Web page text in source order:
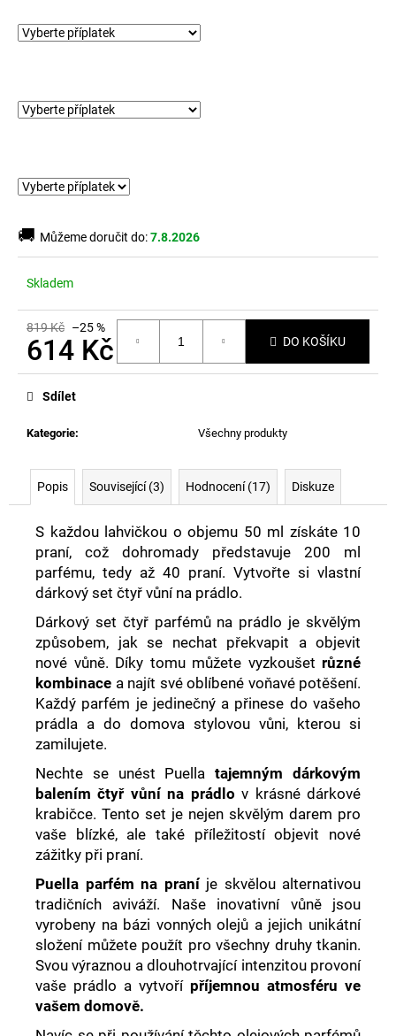
🚚 Můžeme doručit do:7.8.2026
Skladem
819 Kč –25 %
614 Kč
Měrná
DO KOŠÍKU
Kategorie: Všechny produkty
Sdílet
Popis Související (3) Hodnocení (17) Diskuze
S každou lahvičkou o objemu 50 ml získáte 10
praní, což dohromady představuje 200 ml
parfému, tedy až 40 praní. Vytvořte si vlastní
dárkový set čtyř vůní na prádlo.
Dárkový set čtyř parfémů na prádlo je skvělým
způsobem, jak se nechat překvapit a objevit
nové vůně. Díky tomu můžete vyzkoušet různé
kombinace a najít své oblíbené voňavé potěšení.
Každý parfém je jedinečný a přinese do vašeho
prádla a do domova stylovou vůni, kterou si
zamilujete.
Nechte se unést Puellatajemným
dárkovým
balením čtyř vůní na prádlo v krásné dárkové
krabičce. Tento set je nejen skvělým darem pro
vaše blízké, ale také příležitostí objevit nové
zážitky při praní.
Puella parfém na praníje skvělou alternativou
tradičních aviváží. Naše inovativní vůně jsou
vyrobeny na bázi vonných olejů a jejich unikátní
složení můžete použít pro všechny druhy tkanin.
Svou výraznou a dlouhotrvající intenzitou provoní
vaše prádlo a vytvoří příjemnou atmosféru ve
vašem domově.